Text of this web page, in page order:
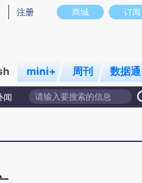
商城 订阅
注册
mini+ 周刊 数据通
闻